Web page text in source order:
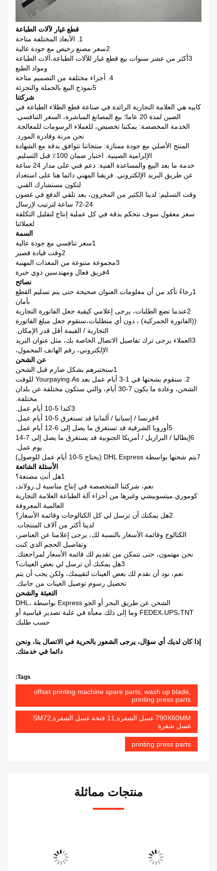
قطع غيار لآلات الطباعة
1. الأبعاد المختلفة متاحة
2سعر مصنع رخيص مع جودة عالية
3أكثر من عشر سنوات بيع قطع غيار للآلات الطباعة،آلات الطباعة
ومواد الطبع
4. أجزاء مختلفة من التصميم متاحة
5نموذج البيع بالجملة والتجزئة
شركتنا
كاييه هي العلامة التجارية الرائدة في صناعة قطع الطلاء الطباعة في
الصين لمدة 20 عاما؛ بيع المصانع المباشرة، السعر التنافسي.
الخدمة المخصصة: يمكننا تخصيص، للعملاء الرسومات للمعالجة.
نحن مرنة وقادرة المورد.
المنتج الأصلي مع جودة ممتازة: منتجاتنا تتوافق بدقة مع الشهادة
الإلزامية الصينية. اختبار ضمان 100٪ قبل التسليم.
خدمة ما بعد البيع والمساعدة الفنية: دعم فني على مدار 24 ساعة
عن طريق البريد الإلكتروني. فريقنا المهني دائما هنا على استعداد
لتكون مستشارك الفني.
وقت التسليم: لدينا الكثير من المخزون، بعد تلقي الدفع في غضون
24-72 ساعة لترتيب لإرسال
سعر معقول سوف نتحكم بدقة في كل عملية إنتاج لتقليل التكلفة
لعملائنا
السمة
1سعر تنافسي مع جودة عالية
2وقت قيادة قصير
3مجموعة متنوعة من المعدات المهنية
4فريق فعال ومهندسين ذوي خبرة
نصائح
1رجاءً تأكد من أن معلومات العنوان صحيحة حتى يتم تسليم القطع
بأمان
2عندما تضع الطلبات، يرجى إعلامي كيفية جعل الفاتورة التجارية
((الفاتورة الجمركية) ، دون أي متطلبات،سنقوم جعل مبلغ الفاتورة
التجارية / القيمة أقل قدر الإمكان.
3العملاء يرجى ترك تفاصيل الاتصال الخاصة بك، مثل عنوان البريد
الإلكتروني، رقم الهاتف المحمول،
عن الشحن
1سنختبرهم بشكل صارم قبل الشحن
2. سنقوم بشحنها في 1-3 أيام عمل بعد Yourpaying.as للوقت
الشحن، وعادة ما يكون 7-30 أيام، والتي ستكون مختلفة عن بلدان
مختلفة.
3كندا 5-10 أيام عمل.
4فرنسا / إسبانيا / ألمانيا قد تستغرق 5-10 أيام عمل.
5أوروبا الشرقية قد تستغرق ما يصل إلى 6-12 أيام عمل.
6إيطاليا / البرازيل / أمريكا الجنوبية قد يستغرق ما يصل إلى 7-14
يوم عمل.
7يتم شحنها بواسطة DHL Express (يحتاج 5-10 أيام عمل للوصول)
الأسئلة الشائعة
1هل أنتِ مصنعة؟
نعم، شركتنا المتخصصة في إنتاج مناسبة ل.رولاند،
كوموري.ميتسوبيشي وغيرها من أجزاء آلة الطباعة العلامة التجارية
العالمية المعروفة
2هل يمكنك أن ترسل لي كل الكتالوجات وقائمة الأسعار؟
لدينا أكثر من آلاف المنتجات.
الكتالوج وقائمة الأسعار بالنسبة لك، يرجى إعلامنا عن العناصر،
وتفاصيل الحجم الذي كنت
نحن مهتمون، حتى نتمكن من تقديم لك قائمة الأسعار لمراجعتك.
3هل يمكنك أن ترسل لي بعض العينات؟
نعم، نود أن نقدم لك بعض العينات لتقييمك، ولكن يجب أن يتم
تحصيل رسوم توصيل العينات من جانبك.
التعبئة والشحن
الشحن عن طريق البحر أو الجو Express بواسطة DHL،
FEDEX،UPS،TNT وما إلى ذلك معبأة في علبة تصدير قياسية أو
حسب طلبك
إذا كان لديك أي سؤال، يرجى الشعور بالحرية في الاتصال بنا، ونحن
دائما في خدمتك.
Tags:
offset printing machine spare parts, wash up blade,
printing press parts
790X60MM غسل الشفرة,11 فتحة غسل الشفرة,SM72
غسل شفرة
printing press parts
منتجات مماثلة